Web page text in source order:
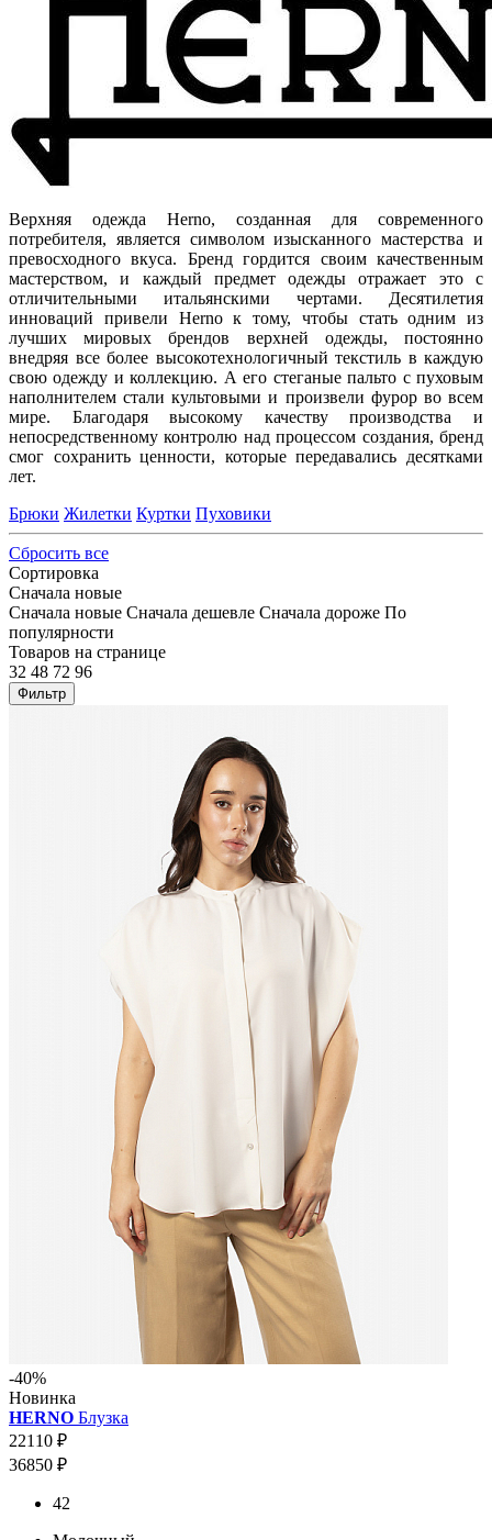
Верхняя одежда Herno, созданная для современного
потребителя, является символом изысканного мастерства и
превосходного вкуса. Бренд гордится своим качественным
мастерством, и каждый предмет одежды отражает это с
отличительными итальянскими чертами. Десятилетия
инноваций привели Herno к тому, чтобы стать одним из
лучших мировых брендов верхней одежды, постоянно
внедряя все более высокотехнологичный текстиль в каждую
свою одежду и коллекцию. А его стеганые пальто с пуховым
наполнителем стали культовыми и произвели фурор во всем
мире. Благодаря высокому качеству производства и
непосредственному контролю над процессом создания, бренд
смог сохранить ценности, которые передавались десятками
лет.
Брюки Жилетки Куртки Пуховики
Сбросить все
Сортировка
Сначала новые
Сначала новые Сначала дешевле Сначала дороже По
популярности
Товаров на странице
32 48 72 96
Фильтр
-40%
Новинка
HERNO Блузка
22110 ₽
36850 ₽
42